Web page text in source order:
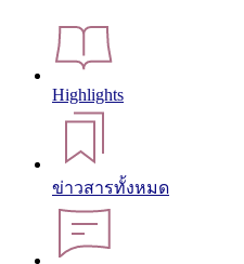
Highlights
ข่าวสารทั้งหมด